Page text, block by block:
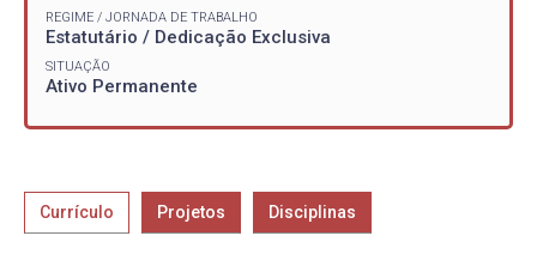
REGIME / JORNADA DE TRABALHO
Estatutário / Dedicação Exclusiva
SITUAÇÃO
Ativo Permanente
Currículo Projetos Disciplinas